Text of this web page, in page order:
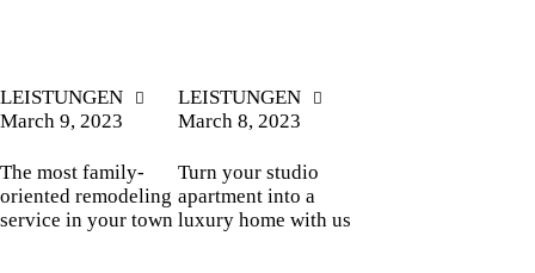
LEISTUNGEN
March 9, 2023
The most family-
oriented remodeling
service in your town
LEISTUNGEN
March 8, 2023
Turn your studio
apartment into a
luxury home with us